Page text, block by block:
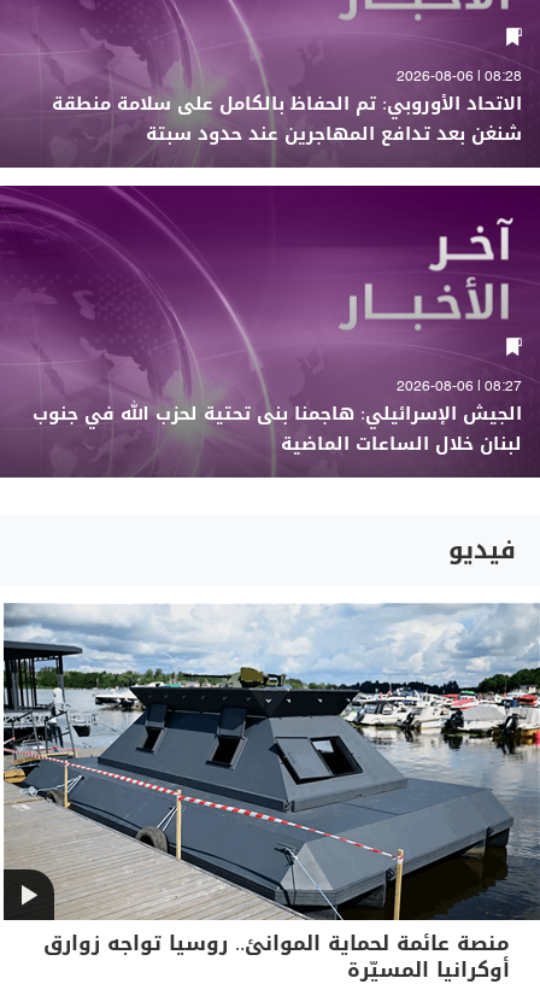
08:28 | 2026-08-06
الاتحاد الأوروبي: تم الحفاظ بالكامل على سلامة منطقة
شنغن بعد تدافع المهاجرين عند حدود سبتة
08:27 | 2026-08-06
الجيش الإسرائيلي: هاجمنا بنى تحتية لحزب الله في جنوب
لبنان خلال الساعات الماضية
فيديو
منصة عائمة لحماية الموانئ.. روسيا تواجه زوارق
أوكرانيا المسيّرة